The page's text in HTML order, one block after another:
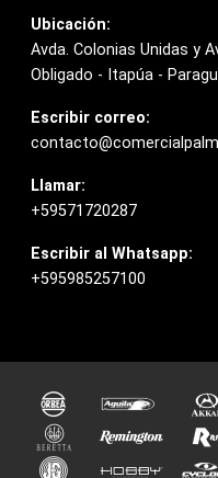
Ubicación:
Avda. Colonias Unidas y
Obligado - Itapúa -
Escribir correo:
Llamar:
+59571720287
Escribir al Whatsapp:
+595985257100